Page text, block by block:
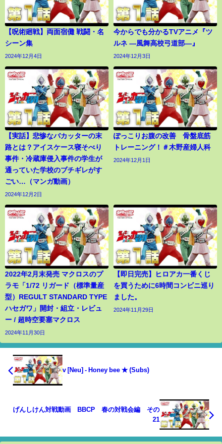
【呪術廻戦】両面宿儺 戦闘・名
シーン集
2024年12月4日
今からでも分かるTVアニメ『ツ
ルネ ―風舞高校弓道部―』
2024年12月3日
【実話】悲惨なバカッターの末
路とは？アイスケース寝そべり
事件・冷蔵庫侵入事件の学生が
通っていた学校のブチギレがす
ごい…（マンガ動画）
2024年12月2日
ぽっこりお腹の改善 骨盤底筋
トレーニング！＃木野産婦人科
2024年12月1日
2022年2月末発売 マクロスのプ
ラモ「1/72 リガード（標準量産
型）REGULT STANDARD TYPE
ハセガワ」開封・組立・レビュ
ー / 超時空要塞マクロス
2024年11月30日
【即日完売】ヒロアカ一番くじ
を買うために6時間コンビニ巡り
ました。
2024年11月29日
v [Neu] - Honey bee ★ (Subs)
げんしけん対戦動画 BBCP 春の対戦会編 その
21